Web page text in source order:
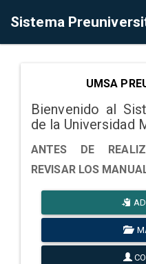
Sistema
UMSA
Bienvenido al
de la Universidad
ANTES DE
REVISAR LOS